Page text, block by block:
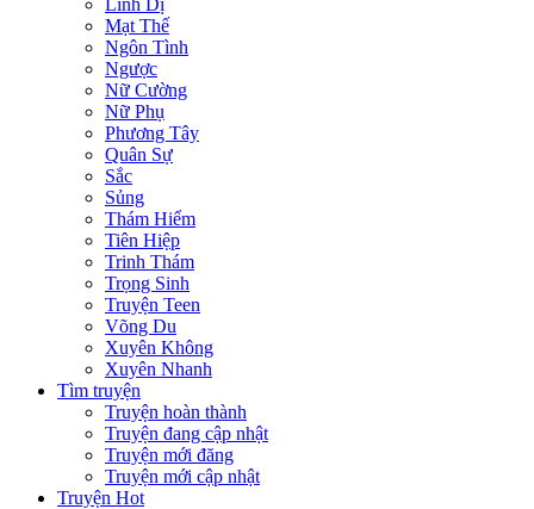
Linh Dị
Mạt Thế
Ngôn Tình
Ngược
Nữ Cường
Nữ Phụ
Phương Tây
Quân Sự
Sắc
Sủng
Thám Hiểm
Tiên Hiệp
Trinh Thám
Trọng Sinh
Truyện Teen
Võng Du
Xuyên Không
Xuyên Nhanh
Tìm truyện
Truyện hoàn thành
Truyện đang cập nhật
Truyện mới đăng
Truyện mới cập nhật
Truyện Hot